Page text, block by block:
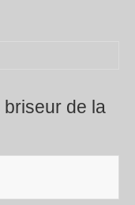
briseur de la